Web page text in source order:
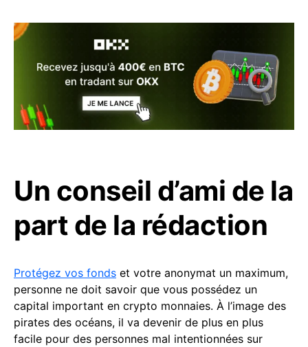
Un conseil d’ami de la
part de la rédaction
Protégez vos fonds et votre anonymat un maximum,
personne ne doit savoir que vous possédez un
capital important en crypto monnaies. À l’image des
pirates des océans, il va devenir de plus en plus
facile pour des personnes mal intentionnées sur